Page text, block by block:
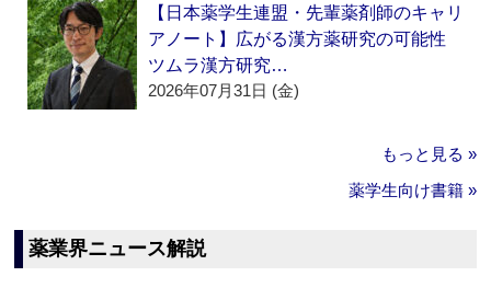
【日本薬学生連盟・先輩薬剤師のキャリ
アノート】広がる漢方薬研究の可能性
ツムラ漢方研究…
2026年07月31日 (金)
もっと見る »
薬学生向け書籍 »
薬業界ニュース解説